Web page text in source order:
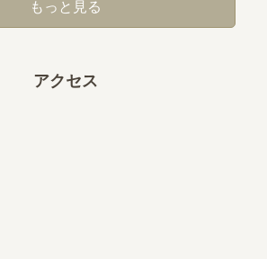
もっと見る
アクセス